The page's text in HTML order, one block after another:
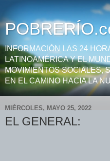
INFORMACIÓN LAS 24
LATINOAMÉRICA Y EL
MOVIMIENTOS SOCIALES,
EN EL CAMINO HACIA LA
MIÉRCOLES, MAYO 25, 2022
EL GENERAL: